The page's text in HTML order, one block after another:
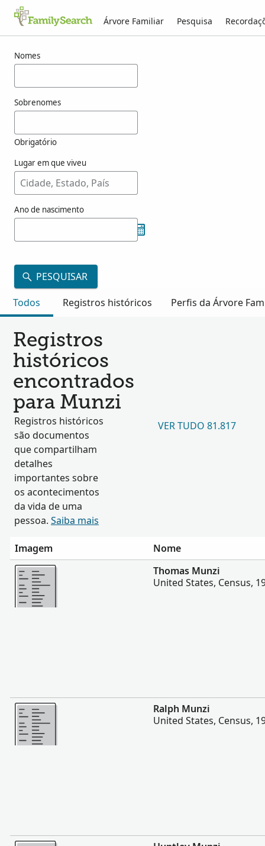
Árvore Familiar Pesquisa
Nomes
Sobrenomes
Obrigatório
Lugar em que viveu
Ano de nascimento
PESQUISAR
Todos
Registros históricos Perfis da Árvore
Registros
históricos
encontrados
para Munzi
Registros históricos
são documentos
que compartilham
detalhes
importantes sobre
os acontecimentos
da vida de uma
pessoa. Saiba mais
VER TUDO 81.817
Imagem
Nome
Mais
Thomas Munzi
United States, Census,
Mais
Ralph Munzi
United States, Census,
Mais